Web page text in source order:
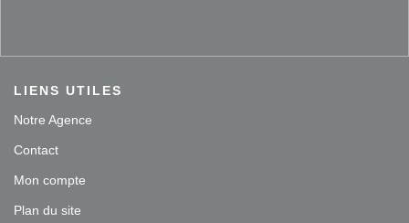
LIENS UTILES
Notre Agence
Contact
Mon compte
Plan du site